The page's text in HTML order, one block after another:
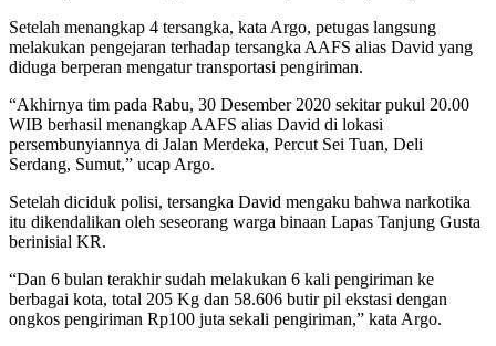
Setelah menangkap 4 tersangka, kata Argo, petugas langsung
melakukan pengejaran terhadap tersangka AAFS alias David yang
diduga berperan mengatur transportasi pengiriman.
“Akhirnya tim pada Rabu, 30 Desember 2020 sekitar pukul 20.00
WIB berhasil menangkap AAFS alias David di lokasi
persembunyiannya di Jalan Merdeka, Percut Sei Tuan, Deli
Serdang, Sumut,” ucap Argo.
Setelah diciduk polisi, tersangka David mengaku bahwa narkotika
itu dikendalikan oleh seseorang warga binaan Lapas Tanjung Gusta
berinisial KR.
“Dan 6 bulan terakhir sudah melakukan 6 kali pengiriman ke
berbagai kota, total 205 Kg dan 58.606 butir pil ekstasi dengan
ongkos pengiriman Rp100 juta sekali pengiriman,” kata Argo.